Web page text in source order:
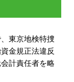
東京地検特捜
金規正法違反
計責任者を略